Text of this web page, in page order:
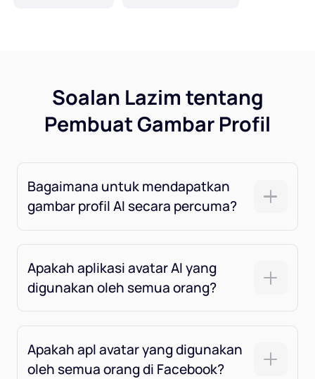
Soalan Lazim tentang
Pembuat Gambar Profil
Bagaimana untuk mendapatkan
gambar profil AI secara percuma?
Apakah aplikasi avatar AI yang
digunakan oleh semua orang?
Apakah apl avatar yang digunakan
oleh semua orang di Facebook?